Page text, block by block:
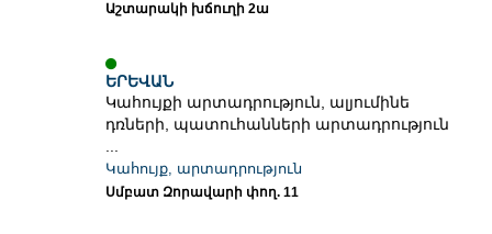
Աշտարակի խճուղի 2ա
ԵՐԵՎԱՆ
Կահույքի արտադրություն, ալյումինե
դռների, պատուհանների արտադրություն
Կահույք, արտադրություն
Սմբատ Զորավարի փող. 11